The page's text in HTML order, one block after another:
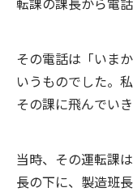
その電話は「いま
いうものでした。
その課に飛んでいき
当時、その運転課
長の下に、製造班